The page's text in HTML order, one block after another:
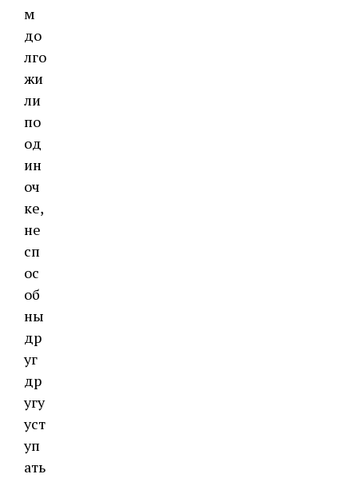
м
до
лго
жи
ли
по
од
ин
оч
ке,
не
сп
ос
об
ны
др
уг
др
угу
уст
уп
ать